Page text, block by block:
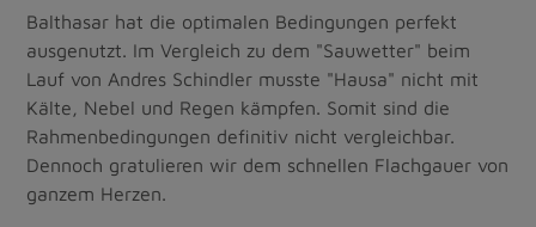
Balthasar hat die optimalen Bedingungen perfekt
ausgenutzt. Im Vergleich zu dem "Sauwetter" beim
Lauf von Andres Schindler musste "Hausa" nicht mit
Kälte, Nebel und Regen kämpfen. Somit sind die
Rahmenbedingungen definitiv nicht vergleichbar.
Dennoch gratulieren wir dem schnellen Flachgauer von
ganzem Herzen.